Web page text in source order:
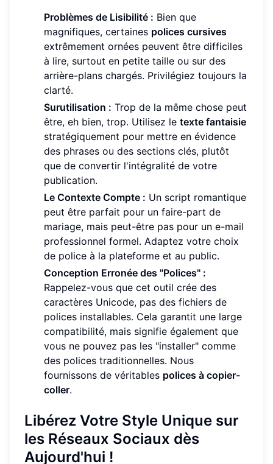
Problèmes de Lisibilité : Bien que
magnifiques, certaines polices cursives
extrêmement ornées peuvent être difficiles
à lire, surtout en petite taille ou sur des
arrière-plans chargés. Privilégiez toujours la
clarté.
Surutilisation : Trop de la même chose peut
être, eh bien, trop. Utilisez le texte fantaisie
stratégiquement pour mettre en évidence
des phrases ou des sections clés, plutôt
que de convertir l'intégralité de votre
publication.
Le Contexte Compte : Un script romantique
peut être parfait pour un faire-part de
mariage, mais peut-être pas pour un e-mail
professionnel formel. Adaptez votre choix
de police à la plateforme et au public.
Conception Erronée des "Polices" :
Rappelez-vous que cet outil crée des
caractères Unicode, pas des fichiers de
polices installables. Cela garantit une large
compatibilité, mais signifie également que
vous ne pouvez pas les "installer" comme
des polices traditionnelles. Nous
fournissons de véritables polices à copier-
coller.
Libérez Votre Style Unique sur
les Réseaux Sociaux dès
Aujourd'hui !